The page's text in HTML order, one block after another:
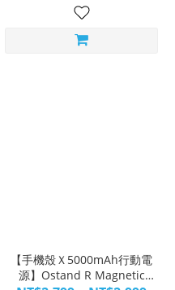
【手機殼Ｘ5000mAh行動電
源】Ostand R Magnetic